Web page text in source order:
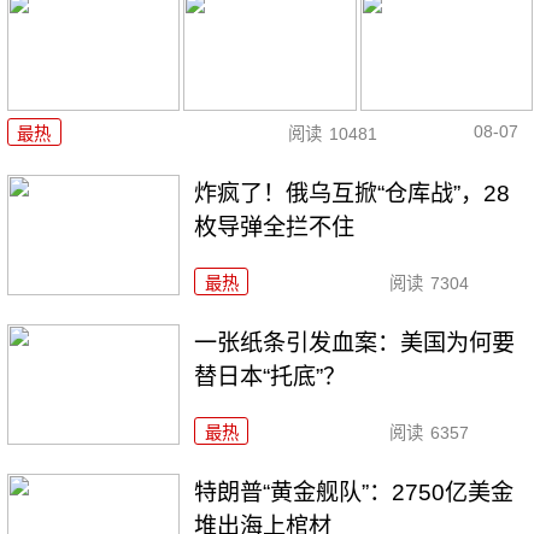
最热 阅读 10481 08-07
炸疯了！俄乌互掀“仓库战”，28
枚导弹全拦不住
最热 阅读 7304
一张纸条引发血案：美国为何要
替日本“托底”？
最热 阅读 6357
特朗普“黄金舰队”：2750亿美金
堆出海上棺材